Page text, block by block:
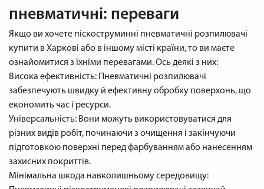
пневматичні: переваги
Якщо ви хочете піскоструминні пневматичні розпилювачі
купити в Харкові або в іншому місті країни, то ви маєте
ознайомитися з їхніми перевагами. Ось деякі з них:
Висока ефективність: Пневматичні розпилювачі
забезпечують швидку й ефективну обробку поверхонь, що
економить час і ресурси.
Універсальність: Вони можуть використовуватися для
різних видів робіт, починаючи з очищення і закінчуючи
підготовкою поверхні перед фарбуванням або нанесенням
захисних покриттів.
Мінімальна шкода навколишньому середовищу: